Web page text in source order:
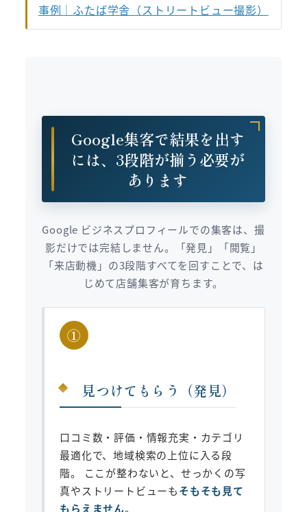
事例｜ふたば学舎（ストリートビュー撮影）
Google集客で結果を出す
には、3段階が揃う必要が
あります
Google ビジネスプロフィールでの集客は、撮
影だけでは完結しません。「発見」「閲覧」
「来店動機」の3段階すべてを回すことで、は
じめて店舗集客が育ちます。
①
見つけてもらう（発見）
口コミ数・評価・情報充実・カテゴリ
最適化で、地域検索の上位に入る段
階。 ここが整わないと、せっかくの写
真やストリートビューもそもそも見て
もらえません。